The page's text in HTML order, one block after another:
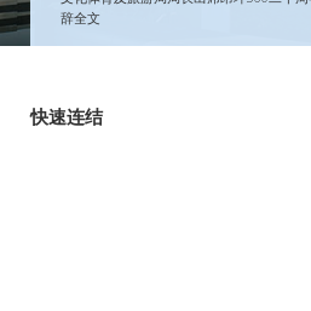
辞全文
快速连结